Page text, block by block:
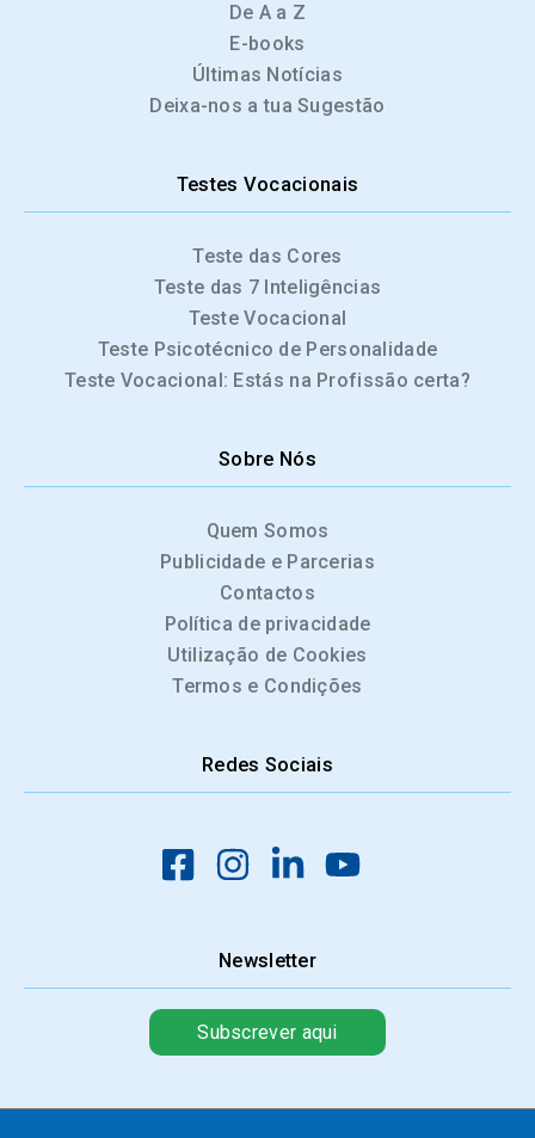
De A a Z
E-books
Últimas Notícias
Deixa-nos a tua Sugestão
Testes Vocacionais
Teste das Cores
Teste das 7 Inteligências
Teste Vocacional
Teste Psicotécnico de Personalidade
Teste Vocacional: Estás na Profissão certa?
Sobre Nós
Quem Somos
Publicidade e Parcerias
Contactos
Política de privacidade
Utilização de Cookies
Termos e Condições
Redes Sociais
Newsletter
Subscrever aqui